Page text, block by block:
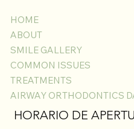
Gingivectomía
HOME
ABOUT
SMILE GALLERY
COMMON ISSUES
TREATMENTS
AIRWAY ORTHODONTICS
HORARIO DE